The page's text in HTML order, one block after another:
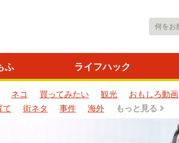
ふ ライフハック
ネコ 買ってみたい 観光 おもしろ動画
て 街ネタ 事件 海外 もっと見る